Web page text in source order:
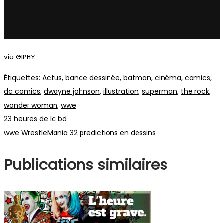
via GIPHY
Étiquettes: Actus, bande dessinée, batman, cinéma, comics,
dc comics, dwayne johnson, illustration, superman, the rock,
wonder woman, wwe
Navigation
de
l’article
Publication
précédente :
23 heures de la bd
Publication
wwe WrestleMania 32 predictions en dessins
Publications similaires